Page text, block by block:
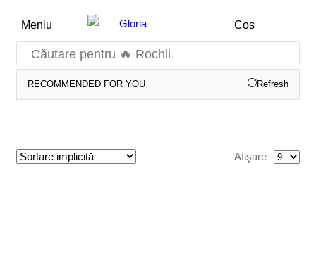
Meniu Cos
Căutare pentru 🔥 Rochii
RECOMMENDED FOR YOU Refresh
Afişare